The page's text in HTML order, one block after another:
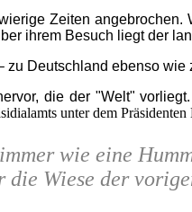
Zeiten
ihrem Besuch liegt der
Deutschland ebenso
die der "Welt"
unter dem Präsidenten
wie eine
Wiese der